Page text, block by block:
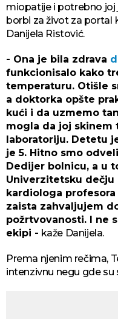
miopatije i potrebno joj
borbi za život za portal
Danijela Ristović.
- Ona je bila zdrava
funkcionisalo kako
temperaturu. Otišle
a doktorka opšte
kući i da uzmemo
mogla da joj skinem
laboratoriju. Detetu
je 5. Hitno smo
Dedijer bolnicu, a u
Univerzitetsku dečju
kardiologa profesora
zaista zahvaljujem
požrtvovanosti. I ne
ekipi - kaže Danijela.
Prema njenim rečima,
intenzivnu negu gde su